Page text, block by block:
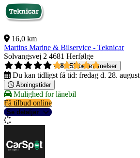
16,0 km
Martins Marine & Bilservice - Teknicar
Solvangsvej 2 4681 Herfølge
4,8
52 bedømmelser
Du kan tidligst få tid: fredag d. 28. august
Åbningstider
Mulighed for lånebil
Få tilbud online
Se detaljer